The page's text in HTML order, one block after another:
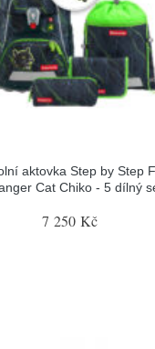
aktovka Step by Step
Cat Chiko - 5 dílný
7 250 Kč